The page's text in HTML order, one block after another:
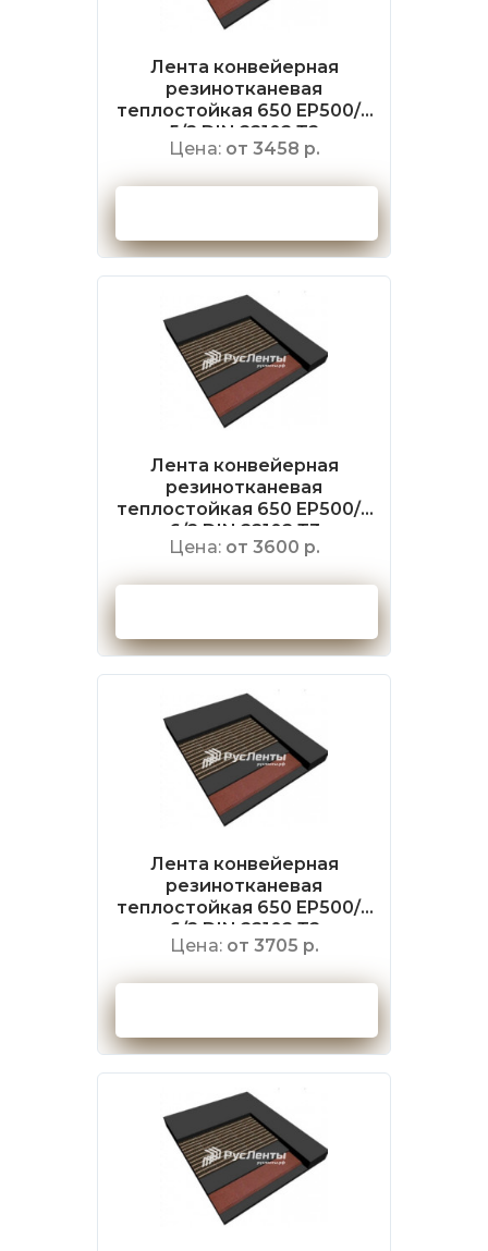
Лента конвейерная
резинотканевая
теплостойкая 650 EP500/4
5/2 DIN 22102 Т2
Цена: от 3458 р.
Лента конвейерная
резинотканевая
теплостойкая 650 EP500/4
6/2 DIN 22102 Т3
Цена: от 3600 р.
Лента конвейерная
резинотканевая
теплостойкая 650 EP500/4
6/2 DIN 22102 Т2
Цена: от 3705 р.